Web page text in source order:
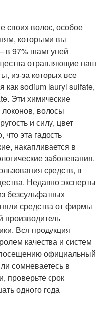
своих волос, особое
которыми вы
в 97% шампуней
отравляющие наш
из-за которых все
как sodium lauryl sulfate,
Эти химические
локонов, волосы
и силу, цвет
что эта гадость
накапливается в
заболевания.
средств, в
Недавно эксперты
безсульфатных
средства от фирмы
производитель
Вся продукция
качества и систем
официальный
сомневаетесь в
проверьте срок
одного года